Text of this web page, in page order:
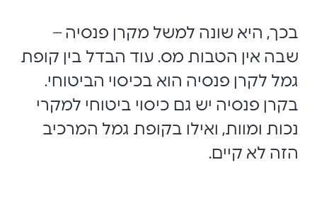
בכך, היא שונה למשל מקרן פנסיה –
שבה אין הטבות מס. עוד הבדל בין קופת
גמל לקרן פנסיה הוא בכיסוי הביטוחי.
בקרן פנסיה יש גם כיסוי ביטוחי למקרי
נכות ומוות, ואילו בקופת גמל המרכיב
הזה לא קיים.